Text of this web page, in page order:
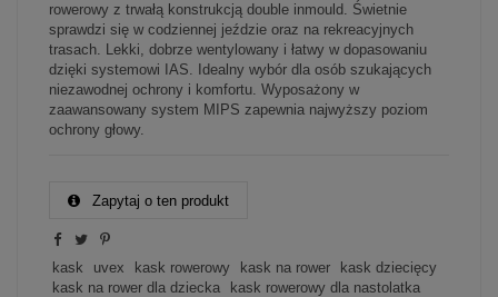
rowerowy z trwałą konstrukcją double inmould. Świetnie
sprawdzi się w codziennej jeździe oraz na rekreacyjnych
trasach. Lekki, dobrze wentylowany i łatwy w dopasowaniu
dzięki systemowi IAS. Idealny wybór dla osób szukających
niezawodnej ochrony i komfortu. Wyposażony w
zaawansowany system MIPS zapewnia najwyższy poziom
ochrony głowy.
Zapytaj o ten produkt
kask uvex kask rowerowy kask na rower
kask dziecięcy
kask na rower dla dziecka
kask rowerowy dla nastolatka